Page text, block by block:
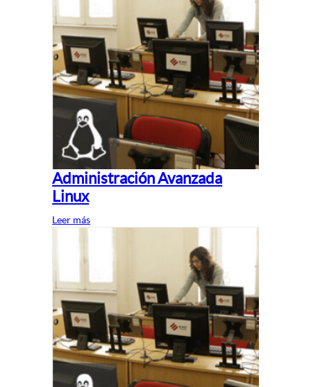
Administración Avanzada
Linux
Leer más